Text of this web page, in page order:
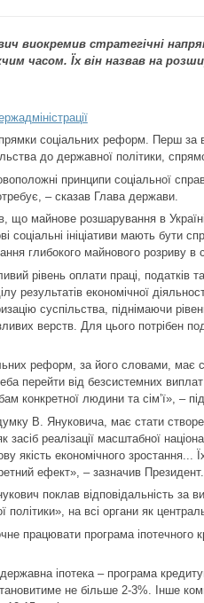
виокремив стратегічні
часом. Їх він назвав на
соціальних реформ. Перш за
до державної політики,
принципи соціальної
– сказав Глава держави.
що майнове розшарування в
соціальні ініціативи мають бути
глибокого майнового розриву в
рівень оплати праці, податків
результатів економічної
суспільства, піднімаючи
верств. Для цього потрібен
реформ, за його словами, має
перейти від безсистемних
конкретної людини та сім’ї», –
В. Януковича, має стати
реалізації масштабної
якість економічного
ефект», – зазначив Президент.
поклав відповідальність за
політики», на всі органи як
працювати програма
іпотека – програма
не більше 2-3%. Інше